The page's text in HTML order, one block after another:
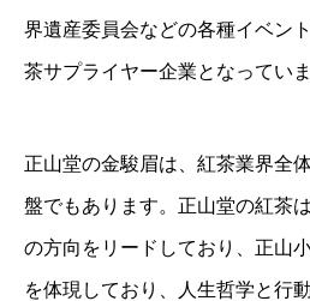
界遺産委員会などの各種イベン
茶サプライヤー企業となっていま
正山堂の金駿眉は、紅茶業界全
盤でもあります。正山堂の紅茶
の方向をリードしており、正山
を体現しており、人生哲学と行